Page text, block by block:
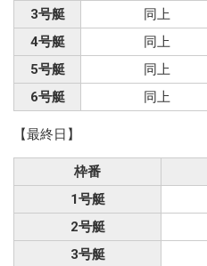
3号艇
同上
4号艇
同上
5号艇
同上
6号艇
同上
【最終日】
枠番
1号艇
2号艇
3号艇